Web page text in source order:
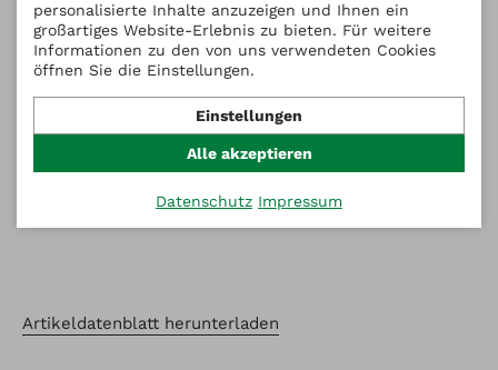
Artikeldatenblatt herunterladen
personalisierte Inhalte anzuzeigen und Ihnen ein
großartiges Website-Erlebnis zu bieten. Für weitere
Informationen zu den von uns verwendeten Cookies
öffnen Sie die Einstellungen.
Einstellungen
Alle akzeptieren
Datenschutz Impressum